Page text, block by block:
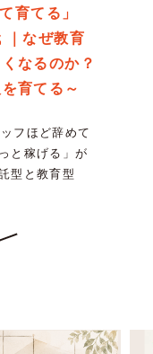
育てる」
｜なぜ教育
なるのか？
育てる～
フほど辞めて
と稼げる」が
型と教育型